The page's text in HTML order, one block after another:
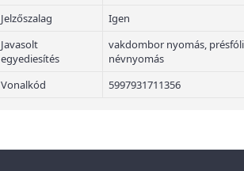
Jelzőszalag
Igen
Javasolt
egyediesítés
vakdombor nyomás,
névnyomás
Vonalkód
5997931711356